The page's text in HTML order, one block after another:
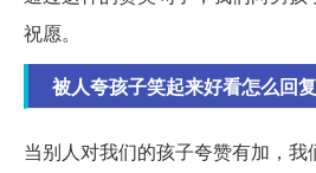
祝愿。
被人夸孩子笑起来好看怎么回复
当别人对我们的孩子夸赞有加，